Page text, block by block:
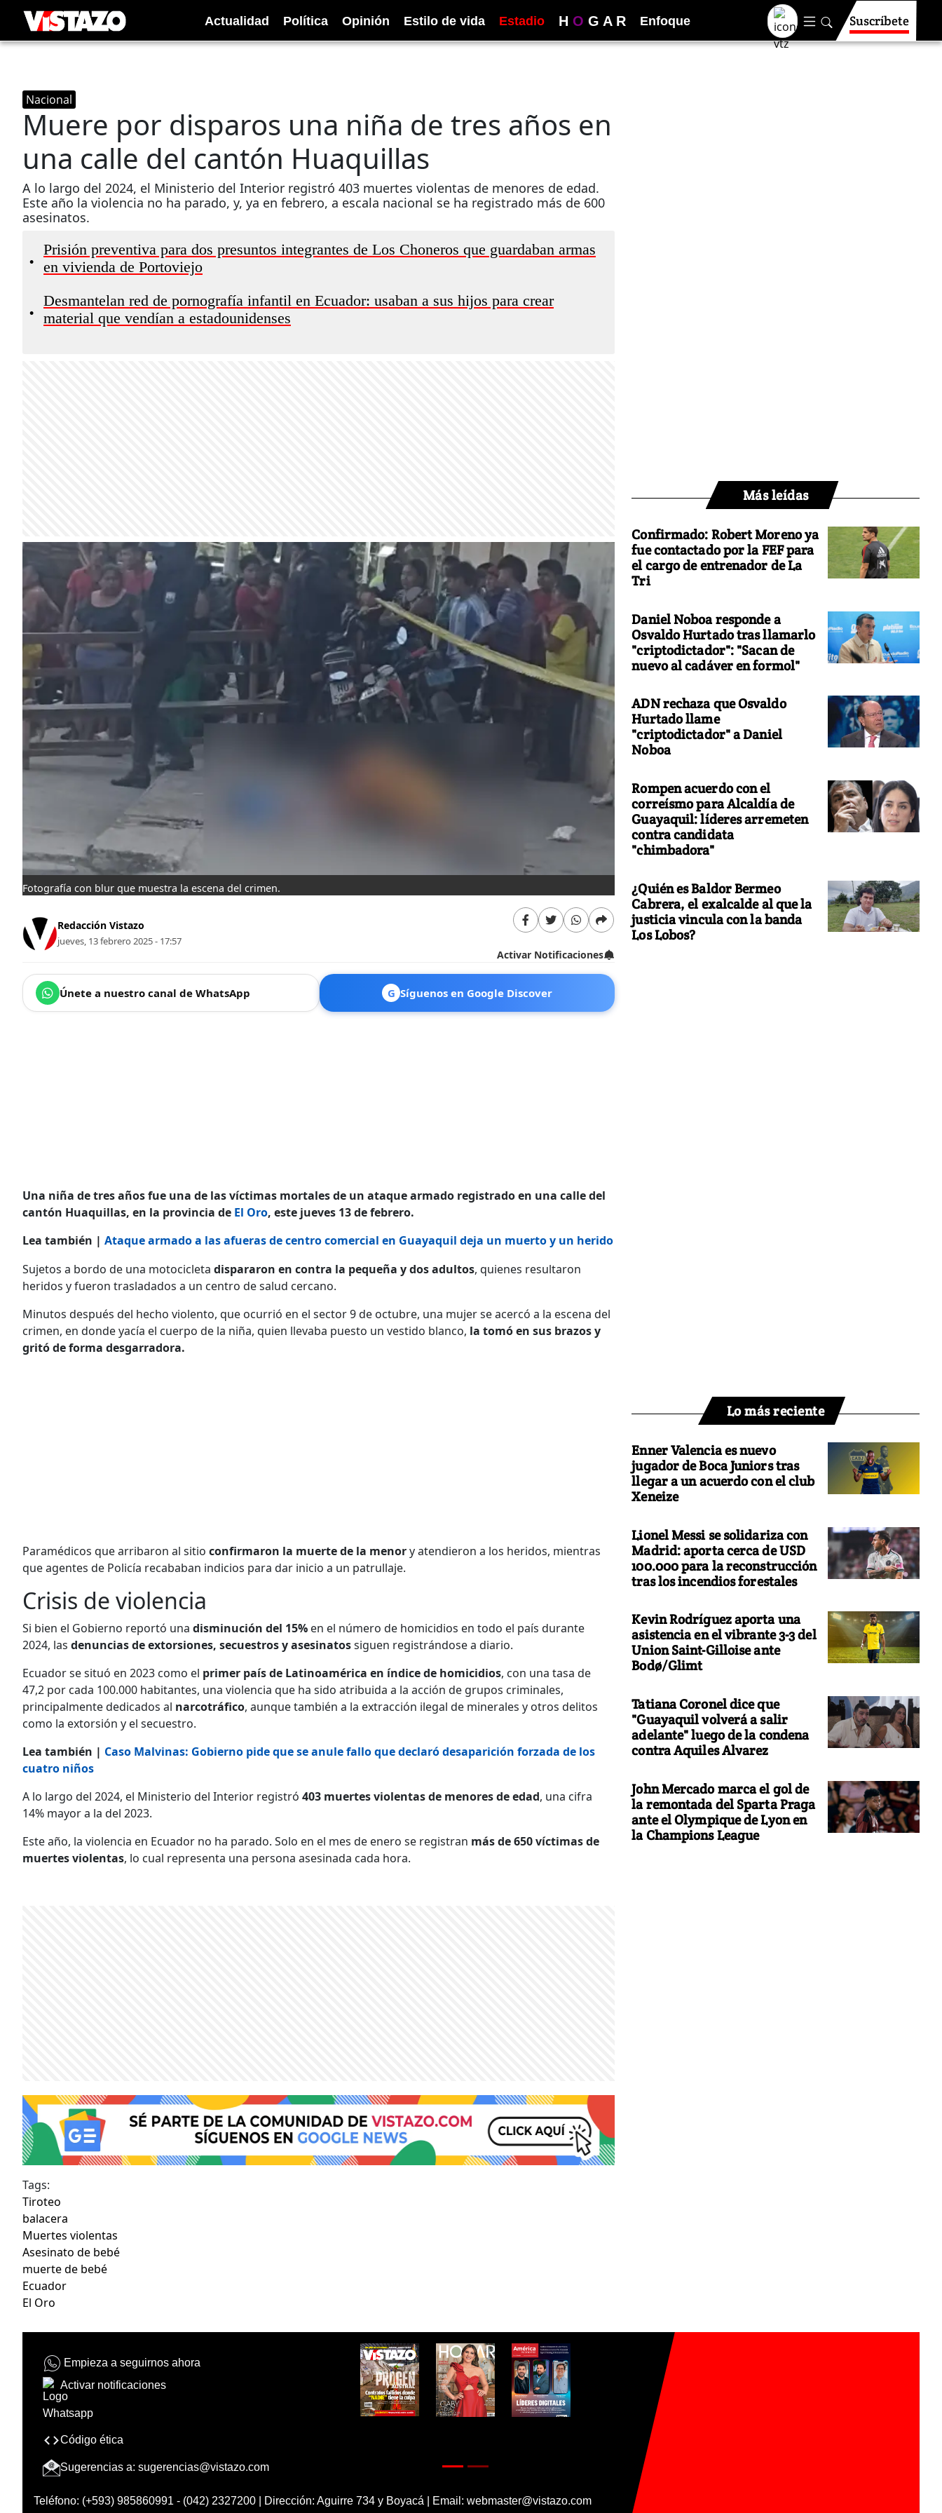
Actualidad Política Opinión Estilo de vida Estadio H O G A R Enfoque Suscríbete
Nacional
Muere por disparos una niña de tres años en
una calle del cantón Huaquillas
A lo largo del 2024, el Ministerio del Interior registró 403 muertes violentas de menores de edad.
Este año la violencia no ha parado, y, ya en febrero, a escala nacional se ha registrado más de 600
asesinatos.
•
Prisión preventiva para dos presuntos integrantes de Los Choneros que guardaban armas
en vivienda de Portoviejo
•
Desmantelan red de pornografía infantil en Ecuador: usaban a sus hijos para crear
material que vendían a estadounidenses
Fotografía con blur que muestra la escena del crimen.
Redacción Vistazo
jueves, 13 febrero 2025 - 17:57
Activar Notificaciones
Únete a nuestro canal de WhatsApp G Síguenos en Google Discover
Una niña de tres años fue una de las víctimas mortales de un ataque armado registrado en una calle del
cantón Huaquillas, en la provincia de El Oro, este jueves 13 de febrero.
Lea también | Ataque armado a las afueras de centro comercial en Guayaquil deja un muerto y un herido
Sujetos a bordo de una motocicleta dispararon en contra la pequeña y dos adultos, quienes resultaron
heridos y fueron trasladados a un centro de salud cercano.
Minutos después del hecho violento, que ocurrió en el sector 9 de octubre, una mujer se acercó a la escena del
crimen, en donde yacía el cuerpo de la niña, quien llevaba puesto un vestido blanco, la tomó en sus brazos y
gritó de forma desgarradora.
Paramédicos que arribaron al sitio confirmaron la muerte de la menory atendieron a los heridos, mientras
que agentes de Policía recababan indicios para dar inicio a un patrullaje.
Crisis de violencia
Si bien el Gobierno reportó una disminución del 15% en el número de homicidios en todo el país durante
2024, las denuncias de extorsiones, secuestros y asesinatossiguen registrándose a diario.
Ecuador se situó en 2023 como el primer país de Latinoamérica en índice de homicidios, con una tasa de
47,2 por cada 100.000 habitantes, una violencia que ha sido atribuida a la acción de grupos criminales,
principalmente dedicados al narcotráfico, aunque también a la extracción ilegal de minerales y otros delitos
como la extorsión y el secuestro.
Lea también | Caso Malvinas: Gobierno pide que se anule fallo que declaró desaparición forzada de los
cuatro niños
A lo largo del 2024, el Ministerio del Interior registró 403 muertes violentas de menores de edad, una cifra
14% mayor a la del 2023.
Este año, la violencia en Ecuador no ha parado. Solo en el mes de enero se registran más de 650 víctimas de
muertes violentas, lo cual representa una persona asesinada cada hora.
Tags:
Tiroteo
balacera
Muertes violentas
Asesinato de bebé
muerte de bebé
Ecuador
El Oro
Más leídas
Confirmado: Robert Moreno ya
fue contactado por la FEF para
el cargo de entrenador de La
Tri
Daniel Noboa responde a
Osvaldo Hurtado tras llamarlo
"criptodictador": "Sacan de
nuevo al cadáver en formol"
ADN rechaza que Osvaldo
Hurtado llame
"criptodictador" a Daniel
Noboa
Rompen acuerdo con el
correísmo para Alcaldía de
Guayaquil: líderes arremeten
contra candidata
"chimbadora"
¿Quién es Baldor Bermeo
Cabrera, el exalcalde al que la
justicia vincula con la banda
Los Lobos?
Lo más reciente
Enner Valencia es nuevo
jugador de Boca Juniors tras
llegar a un acuerdo con el club
Xeneize
Lionel Messi se solidariza con
Madrid: aporta cerca de USD
100.000 para la reconstrucción
tras los incendios forestales
Kevin Rodríguez aporta una
asistencia en el vibrante 3-3 del
Union Saint-Gilloise ante
Bodø/Glimt
Tatiana Coronel dice que
"Guayaquil volverá a salir
adelante" luego de la condena
contra Aquiles Alvarez
John Mercado marca el gol de
la remontada del Sparta Praga
ante el Olympique de Lyon en
la Champions League
Empieza a seguirnos ahora
Activar notificaciones
Código ética
Sugerencias a: sugerencias@vistazo.com
Teléfono: (+593) 985860991 - (042) 2327200 | Dirección: Aguirre 734 y Boyacá | Email: webmaster@vistazo.com